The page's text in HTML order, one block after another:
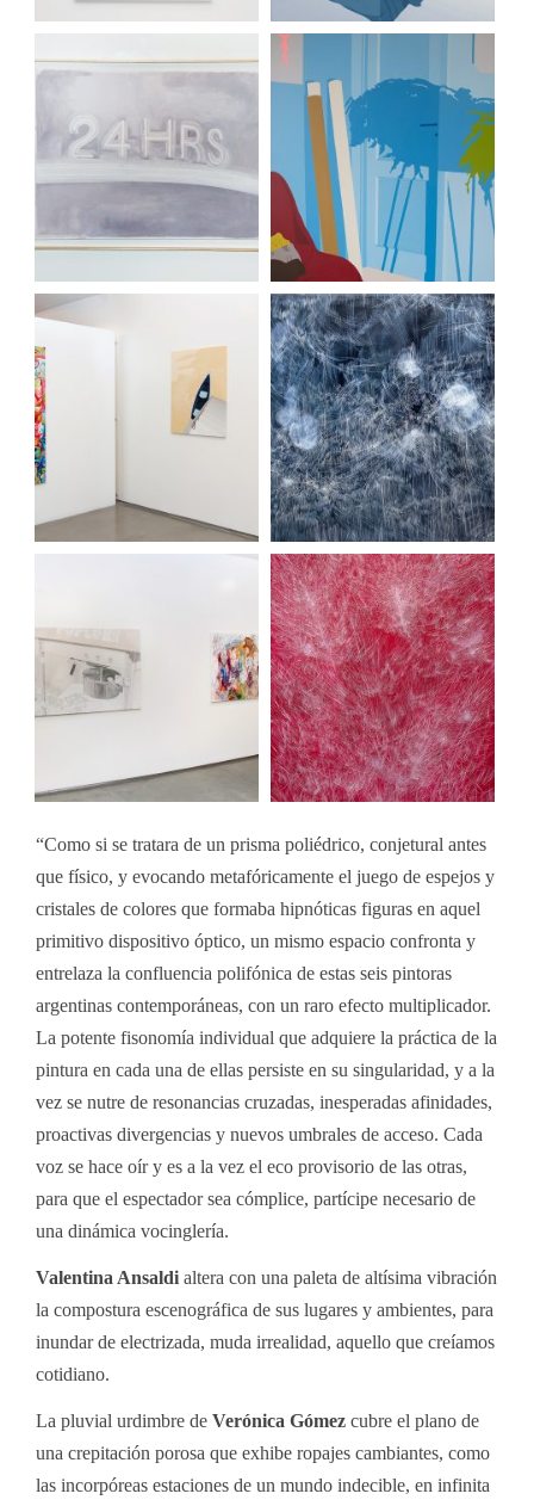
“Como si se tratara de un prisma poliédrico, conjetural antes
que físico, y evocando metafóricamente el juego de espejos y
cristales de colores que formaba hipnóticas figuras en aquel
primitivo dispositivo óptico, un mismo espacio confronta y
entrelaza la confluencia polifónica de estas seis pintoras
argentinas contemporáneas, con un raro efecto multiplicador.
La potente fisonomía individual que adquiere la práctica de la
pintura en cada una de ellas persiste en su singularidad, y a la
vez se nutre de resonancias cruzadas, inesperadas afinidades,
proactivas divergencias y nuevos umbrales de acceso. Cada
voz se hace oír y es a la vez el eco provisorio de las otras,
para que el espectador sea cómplice, partícipe necesario de
una dinámica vocinglería.
Valentina Ansaldi altera con una paleta de altísima vibración
la compostura escenográfica de sus lugares y ambientes, para
inundar de electrizada, muda irrealidad, aquello que creíamos
cotidiano.
La pluvial urdimbre deVerónica Gómez cubre el plano de
una crepitación porosa que exhibe ropajes cambiantes, como
las incorpóreas estaciones de un mundo indecible, en infinita